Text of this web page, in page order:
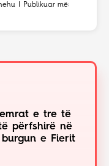
| Publikuar më:
e tre të
përfshirë në
e Fierit